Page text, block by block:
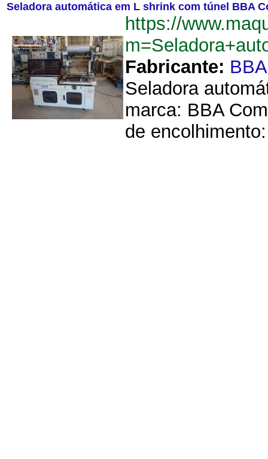
Seladora automática em L shrink com túnel BBA
https://
Fabricante:
Seladora
marca: BBA
de